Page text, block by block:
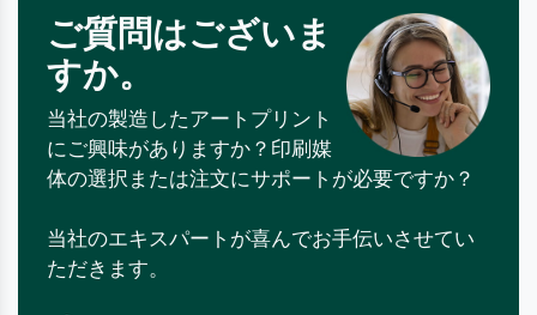
ご質問はございま
すか。
当社の製造したアートプリント
にご興味がありますか？印刷媒
体の選択または注文にサポートが必要ですか？
当社のエキスパートが喜んでお手伝いさせてい
ただきます。